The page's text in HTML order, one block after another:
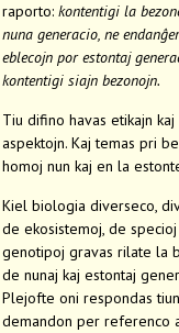
raporto: kontentigi la
nuna generacio, ne
eblecojn por estontaj
kontentigi siajn bezonojn.
Tiu difino havas etikajn kaj
aspektojn. Kaj temas pri
homoj nun kaj en la
Kiel biologia diverseco,
de ekosistemoj, de specioj
genotipoj gravas rilate la
de nunaj kaj estontaj
Plejofte oni respondas tiun
demandon per referenco